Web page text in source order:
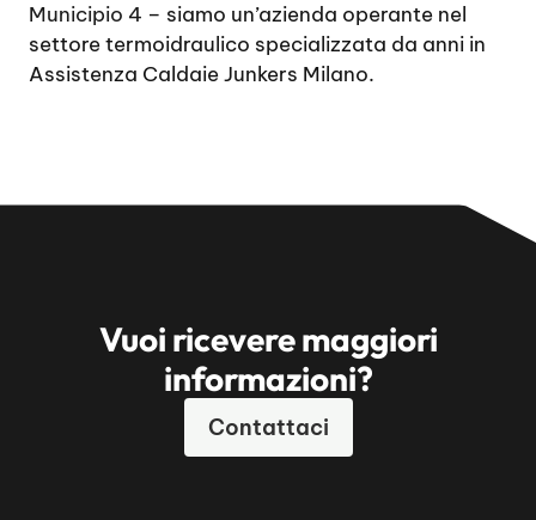
Municipio 4 – siamo un’azienda operante nel
settore termoidraulico specializzata da anni in
Assistenza Caldaie Junkers Milano.
Vuoi ricevere maggiori
informazioni?
Contattaci